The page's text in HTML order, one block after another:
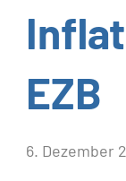
Allgemein
EZB
von
6. Dezember